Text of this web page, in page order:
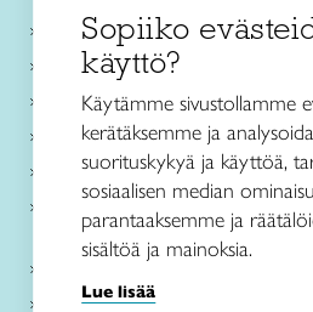
Käsityökurssit ja koulutus
Ajankohtaista
Käsityöohjeet
Me olemme Taito
Paikallinen toiminta
Verkkokaupat
Kirjaudu Arviin
Kirjaudu Taitocampukseen
Sopiiko
käyttö?
Käytämme sivustollamme
kerätäksemme ja
suorituskykyä ja käyttöä,
sosiaalisen median
parantaaksemme ja
sisältöä ja mainoksia.
Lue lisää